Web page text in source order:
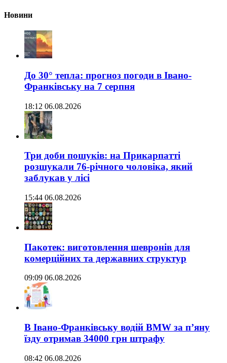
Новини
До 30° тепла: прогноз погоди в Івано-
Франківську на 7 серпня
18:12 06.08.2026
Три доби пошуків: на Прикарпатті
розшукали 76-річного чоловіка, який
заблукав у лісі
15:44 06.08.2026
Пакотек: виготовлення шевронів для
комерційних та державних структур
09:09 06.08.2026
В Івано-Франківську водій BMW за п’яну
їзду отримав 34000 грн штрафу
08:42 06.08.2026